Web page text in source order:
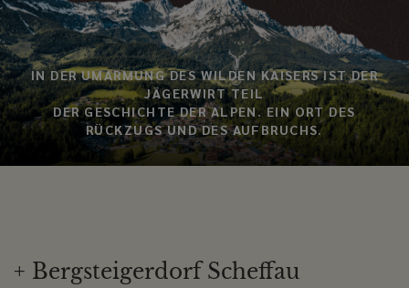
IN DER UMARMUNG DES WILDEN KAISERS IST DER
JÄGERWIRT TEIL
DER GESCHICHTE DER ALPEN. EIN ORT DES
RÜCKZUGS UND DES AUFBRUCHS.
+ Bergsteigerdorf Scheffau